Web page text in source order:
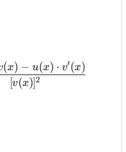
[v(x)]2
(x) − u(x) ⋅ v′(x)